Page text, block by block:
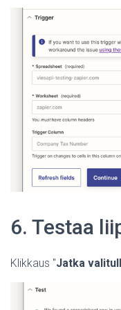
6. Testaa
Klikkaus "Jatka